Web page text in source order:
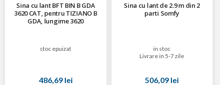
Sina cu lant BFT BIN B GDA
3620 CAT, pentru TIZIANO B
GDA, lungime 3620
stoc epuizat
486,69 lei
Sina cu lant de 2.9 m din 2
parti Somfy
in stoc
Livrare in 5-7 zile
506,09 lei